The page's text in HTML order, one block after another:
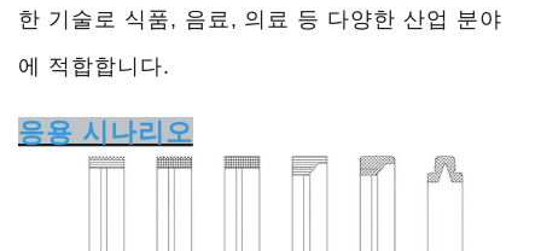
한 기술로 식품, 음료, 의료 등 다양한 산업 분야
에 적합합니다.
응용 시나리오